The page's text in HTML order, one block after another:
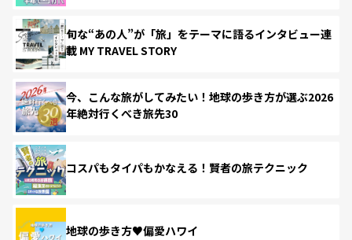
旬な“あの人”が「旅」をテーマに語るインタビュー連
載 MY TRAVEL STORY
今、こんな旅がしてみたい！地球の歩き方が選ぶ2026
年絶対行くべき旅先30
コスパもタイパもかなえる！賢者の旅テクニック
地球の歩き方♥偏愛ハワイ